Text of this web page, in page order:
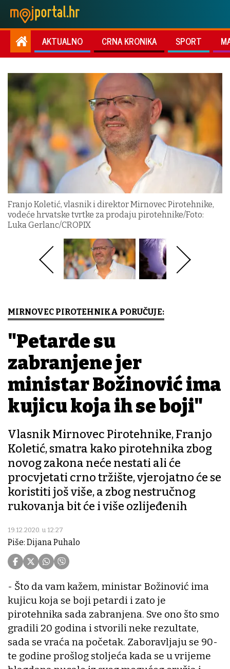
AKTUALNO CRNA KRONIKA SPORT
Franjo Koletić, vlasnik i direktor Mirnovec Pirotehnike,
vodeće hrvatske tvrtke za prodaju pirotehnike/Foto:
Luka Gerlanc/CROPIX
MIRNOVEC PIROTEHNIKA PORUČUJE:
"Petarde su
zabranjene jer
ministar Božinović ima
kujicu koja ih se boji"
Vlasnik Mirnovec Pirotehnike, Franjo
Koletić, smatra kako pirotehnika zbog
novog zakona neće nestati ali će
procvjetati crno tržište, vjerojatno će se
koristiti još više, a zbog nestručnog
rukovanja bit će i više ozlijeđenih
19.12.2020. u 12:27
Piše: Dijana Puhalo
- Što da vam kažem, ministar Božinović ima
kujicu koja se boji petardi i zato je
pirotehnika sada zabranjena. Sve ono što smo
gradili 20 godina i stvorili neke rezultate,
sada se vraća na početak. Zaboravljaju se 90-
te godine prošlog stoljeća kada se u vrijeme